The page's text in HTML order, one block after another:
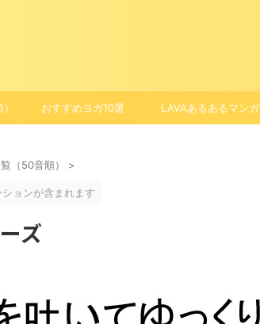
おすすめヨガ10選 LAVAあるあるマンガ
（50音順） >
ョンが含まれます
ズ